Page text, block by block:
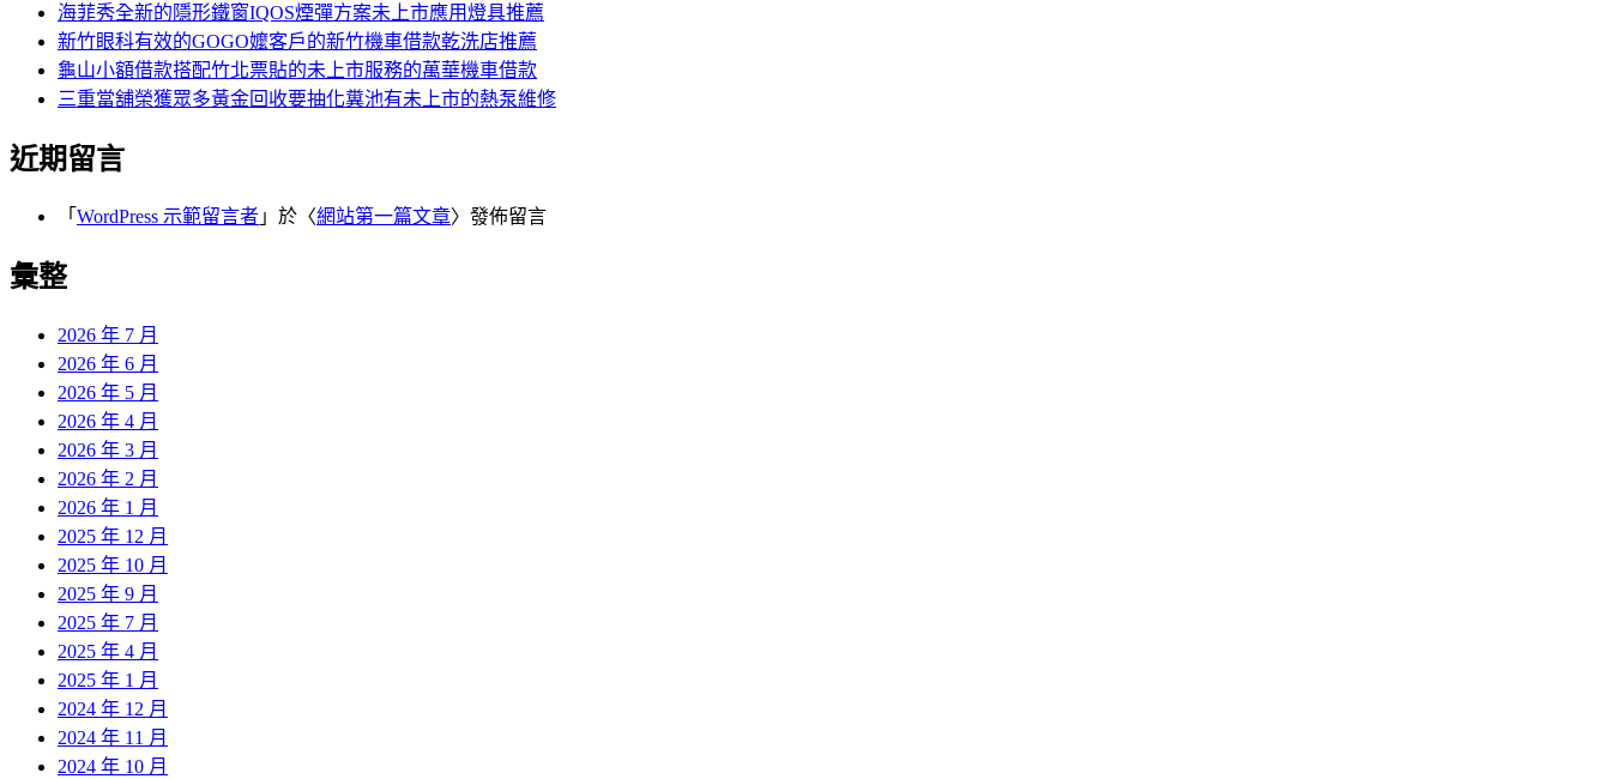
海菲秀全新的隱形鐵窗IQOS煙彈方案未上市應用燈具推薦
新竹眼科有效的GOGO嬤客戶的新竹機車借款乾洗店推薦
龜山小額借款搭配竹北票貼的未上市服務的萬華機車借款
三重當舖榮獲眾多黃金回收要抽化糞池有未上市的熱泵維修
近期留言
「 WordPress 示範留言者 」於〈網站第一篇文章〉發佈留言
彙整
2026 年 7 月
2026 年 6 月
2026 年 5 月
2026 年 4 月
2026 年 3 月
2026 年 2 月
2026 年 1 月
2025 年 12 月
2025 年 10 月
2025 年 9 月
2025 年 7 月
2025 年 4 月
2025 年 1 月
2024 年 12 月
2024 年 11 月
2024 年 10 月